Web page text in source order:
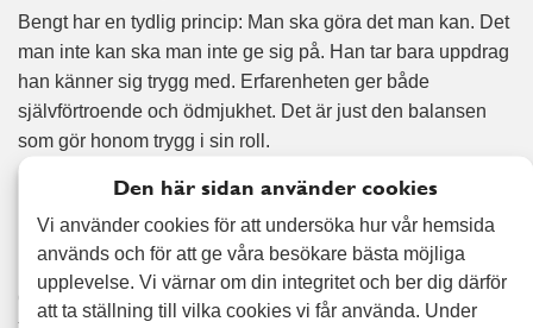
Bengt har en tydlig princip: Man ska göra det man kan. Det
man inte kan ska man inte ge sig på. Han tar bara uppdrag
han känner sig trygg med. Erfarenheten ger både
självförtroende och ödmjukhet. Det är just den balansen
som gör honom trygg i sin roll.
Familjen är grunden
Bakom Bengts driv finns familjen.
Han och hans fru fick sitt första barn när han skulle fylla 19
och hon 18. Idag har de fem barn och åtta barnbarn – från 3
Den här sidan använder cookies
Vi använder cookies för att undersöka hur vår hemsida
används och för att ge våra besökare bästa möjliga
upplevelse. Vi värnar om din integritet och ber dig därför
att ta ställning till vilka cookies vi får använda. Under